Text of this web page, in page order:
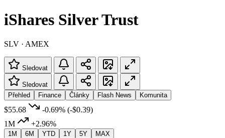
iShares Silver Trust
SLV · AMEX
Sledovat
Sledovat
Přehled
Finance Články Flash News Komunita
$55.68 -0.69% (-$0.39)
1M
+2.96%
1M 6M YTD 1Y 5Y MAX